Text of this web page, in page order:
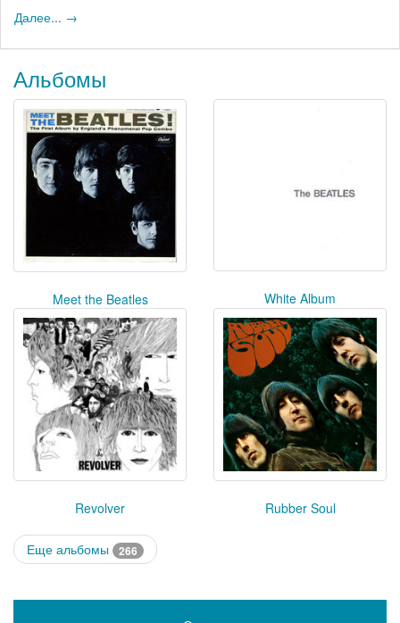
Далее... →
Альбомы
Meet the Beatles White Album
Revolver Rubber Soul
Еще альбомы 266